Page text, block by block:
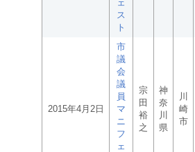
ェ
ス
ト
2015年4月2日
市
議
会
議
員
マ
ニ
フ
ェ
宗
田
裕
之
神
奈
川
県
川
崎
市